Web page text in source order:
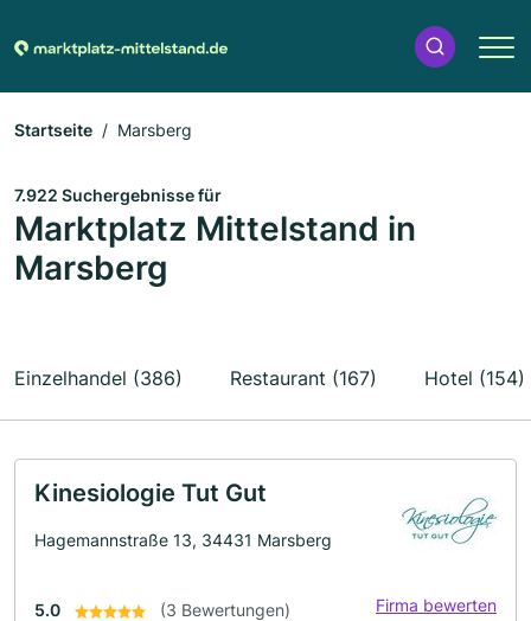
Startseite Marsberg
7.922 Suchergebnisse für
Marktplatz Mittelstand in
Marsberg
Einzelhandel (386) Restaurant (167) Hotel (154)
Kinesiologie Tut Gut
Hagemannstraße 13, 34431 Marsberg
5.0 (3 Bewertungen) Firma bewerten